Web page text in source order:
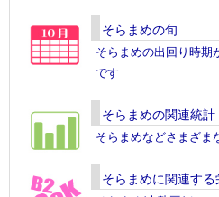
そらまめの旬
そらまめの出回り時期
です
そらまめの関連統計
そらまめなどさまざま
そらまめに関連す